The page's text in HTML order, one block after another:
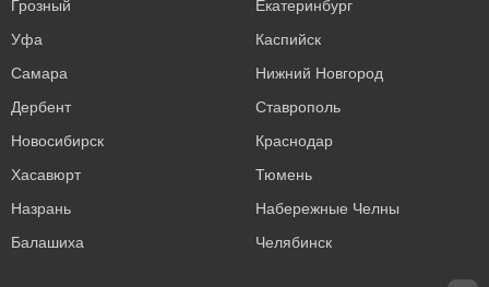
Грозный
Екатеринбург
Уфа
Каспийск
Самара
Нижний Новгород
Дербент
Ставрополь
Новосибирск
Краснодар
Хасавюрт
Тюмень
Назрань
Набережные Челны
Балашиха
Челябинск